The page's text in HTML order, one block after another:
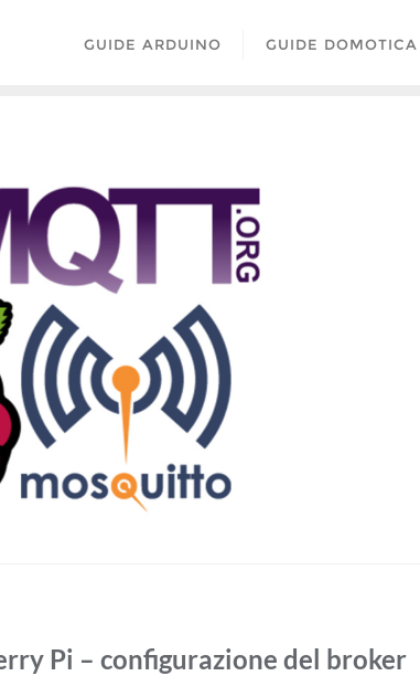
GUIDE ARDUINO GUIDE DOMOTICA
Pi – configurazione del broker